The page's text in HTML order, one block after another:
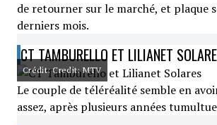
de retourner sur le marché, et plaque
derniers mois.
CT TAMBURELLO ET LILIANET
Crédit: Credit: MTV
Le couple de téléréalité semble en
assez, après plusieurs années